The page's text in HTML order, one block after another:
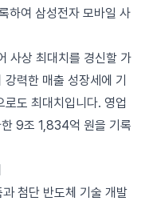
하여 삼성전자 모바일 사
사상 최대치를 경신할 가
력한 매출 성장세에 기
도 최대치입니다. 영업
9조 1,834억 원을 기록
첨단 반도체 기술 개발